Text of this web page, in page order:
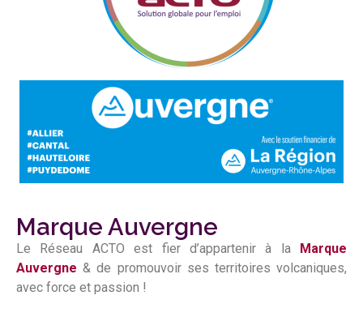
Marque Auvergne
Le Réseau ACTO est fier d’appartenir à la
Marque
Auvergne & de promouvoir ses territoires volcaniques,
avec force et passion !